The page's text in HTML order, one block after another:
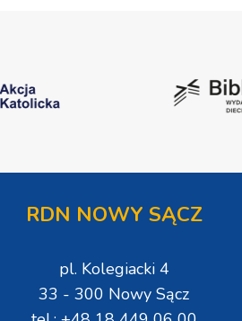
RDN NOWY SĄCZ
pl. Kolegiacki 4
33 - 300 Nowy Sącz